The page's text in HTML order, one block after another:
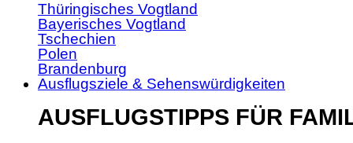
Thüringisches Vogtland
Bayerisches Vogtland
Tschechien
Polen
Brandenburg
Ausflugsziele & Sehenswürdigkeiten
AUSFLUGSTIPPS FÜR